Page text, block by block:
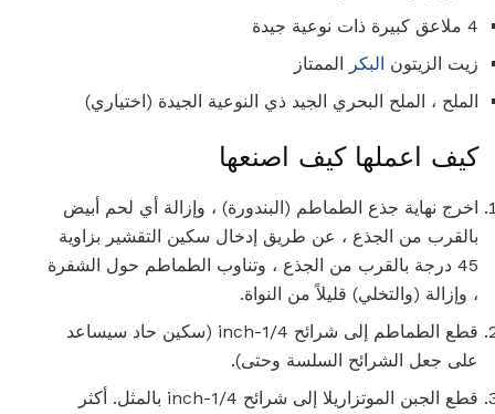
4 ملاعق كبيرة ذات نوعية جيدة
زيت الزيتون البكر الممتاز
الملح ، الملح البحري الجيد ذي النوعية الجيدة (اختياري)
كيف اعملها كيف اصنعها
اخرج نهاية جذع الطماطم (البندورة) ، وإزالة أي لحم أبيض
بالقرب من الجذع ، عن طريق إدخال سكين التقشير بزاوية
45 درجة بالقرب من الجذع ، وتناوب الطماطم حول الشفرة
، وإزالة (والتخلي) قليلاً من النواة.
قطع الطماطم إلى شرائح 1/4-inch (سكين حاد سيساعد
على جعل الشرائح السلسة وحتى).
قطع الجبن الموتزاريلا إلى شرائح 1/4-inch بالمثل. أكثر